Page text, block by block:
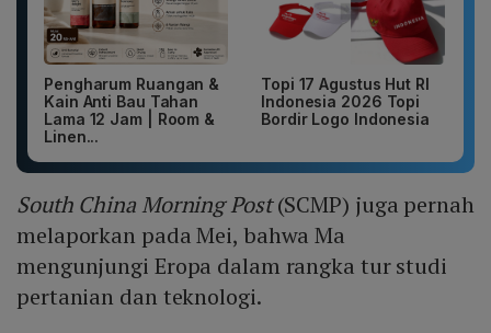
Pengharum Ruangan &
Kain Anti Bau Tahan
Lama 12 Jam | Room &
Linen...
Topi 17 Agustus Hut RI
Indonesia 2026 Topi
Bordir Logo Indonesia
South China Morning Post(SCMP) juga pernah
melaporkan pada Mei, bahwa Ma
mengunjungi Eropa dalam rangka tur studi
pertanian dan teknologi.